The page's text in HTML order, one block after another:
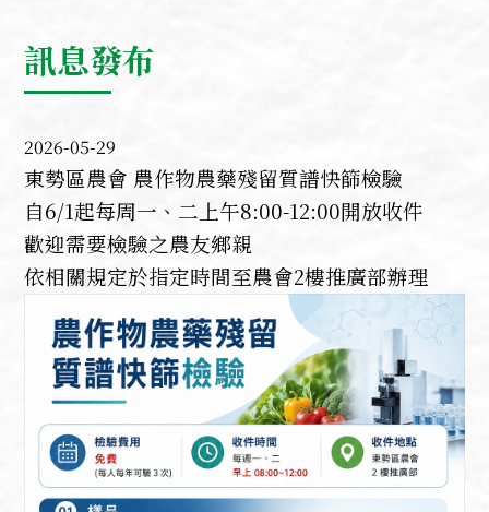
訊息發布
2026-05-29
東勢區農會 農作物農藥殘留質譜快篩檢驗
自6/1起每周一、二上午8:00-12:00開放收件
歡迎需要檢驗之農友鄉親
依相關規定於指定時間至農會2樓推廣部辦理